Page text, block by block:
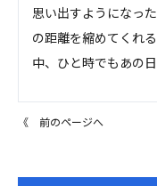
思い出すようになっ
の距離を縮めてくれ
中、ひと時でもあの
《 前のページへ